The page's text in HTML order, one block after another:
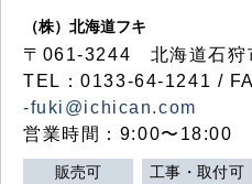
（株）北海道フキ
〒061-3244 北海道石狩
TEL：0133-64-1241 /
-fuki@ichican.com
営業時間：9:00〜18:00
販売可 工事・取付可